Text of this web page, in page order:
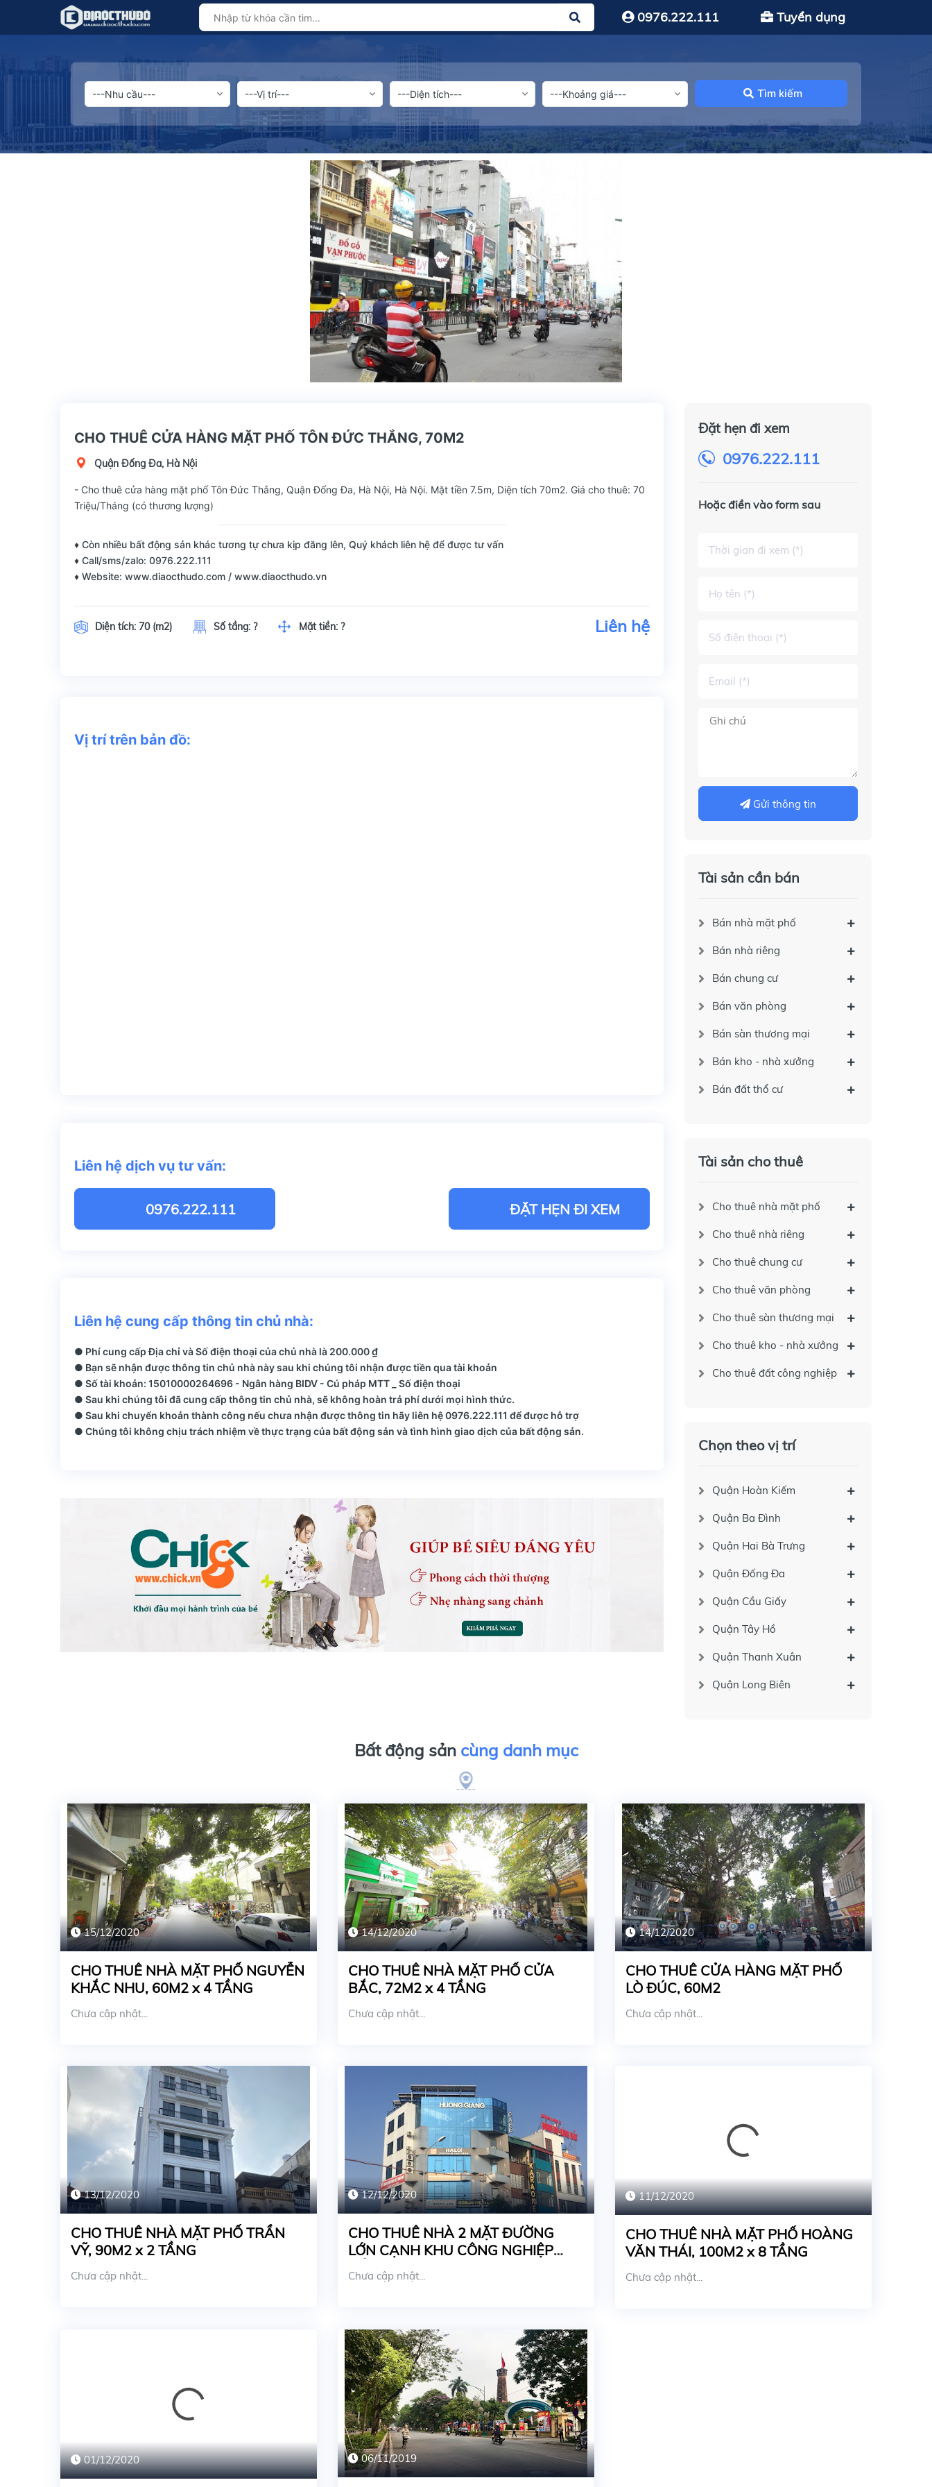
0976.222.111 Tuyển dụng
Tìm kiếm
CHO THUÊ CỬA HÀNG MẶT PHỐ TÔN ĐỨC THẮNG, 70M2
Quận Đống Đa, Hà Nội
- Cho thuê cửa hàng mặt phố Tôn Đức Thắng, Quận Đống Đa, Hà Nội, Hà Nội. Mặt tiền 7.5m, Diện tích 70m2. Giá cho thuê: 70
Triệu/Tháng (có thương lượng)
♦ Còn nhiều bất động sản khác tương tự chưa kịp đăng lên, Quý khách liên hệ để được tư vấn
♦ Call/sms/zalo: 0976.222.111
♦ Website: www.diaocthudo.com / www.diaocthudo.vn
Diện tích: 70 (m2) Số tầng: ? Mặt tiền: ? Liên hệ
Vị trí trên bản đồ:
Liên hệ dịch vụ tư vấn:
0976.222.111 ĐẶT HẸN ĐI XEM
Liên hệ cung cấp thông tin chủ nhà:
● Phí cung cấp Địa chỉ và Số điện thoại của chủ nhà là 200.000 ₫
● Bạn sẽ nhận được thông tin chủ nhà này sau khi chúng tôi nhận được tiền qua tài khoản
● Số tài khoản: 15010000264696 - Ngân hàng BIDV - Cú pháp MTT _ Số điện thoại
● Sau khi chúng tôi đã cung cấp thông tin chủ nhà, sẽ không hoàn trả phí dưới mọi hình thức.
● Sau khi chuyển khoản thành công nếu chưa nhận được thông tin hãy liên hệ 0976.222.111 để được hỗ trợ
● Chúng tôi không chịu trách nhiệm về thực trạng của bất động sản và tình hình giao dịch của bất động sản.
Đặt hẹn đi xem
0976.222.111
Hoặc điền vào form sau
Gửi thông tin
Tài sản cần bán
Bán nhà mặt phố
Bán nhà riêng
Bán chung cư
Bán văn phòng
Bán sàn thương mại
Bán kho - nhà xưởng
Bán đất thổ cư
Tài sản cho thuê
Cho thuê nhà mặt phố
Cho thuê nhà riêng
Cho thuê chung cư
Cho thuê văn phòng
Cho thuê sàn thương mại
Cho thuê kho - nhà xưởng
Cho thuê đất công nghiệp
Chọn theo vị trí
Quận Hoàn Kiếm
Quận Ba Đình
Quận Hai Bà Trưng
Quận Đống Đa
Quận Cầu Giấy
Quận Tây Hồ
Quận Thanh Xuân
Quận Long Biên
Bất động sản cùng danh mục
15/12/2020
CHO THUÊ NHÀ MẶT PHỐ NGUYỄN
KHẮC NHU, 60M2 x 4 TẦNG
Chưa cập nhật...
14/12/2020
CHO THUÊ NHÀ MẶT PHỐ CỬA
BẮC, 72M2 x 4 TẦNG
Chưa cập nhật...
14/12/2020
CHO THUÊ CỬA HÀNG MẶT PHỐ
LÒ ĐÚC, 60M2
Chưa cập nhật...
13/12/2020
CHO THUÊ NHÀ MẶT PHỐ TRẦN
VỸ, 90M2 x 2 TẦNG
Chưa cập nhật...
12/12/2020
CHO THUÊ NHÀ 2 MẶT ĐƯỜNG
LỚN CẠNH KHU CÔNG NGHIỆP
BẮC THĂNG LONG
Chưa cập nhật...
11/12/2020
CHO THUÊ NHÀ MẶT PHỐ HOÀNG
VĂN THÁI, 100M2 x 8 TẦNG
Chưa cập nhật...
01/12/2020 06/11/2019